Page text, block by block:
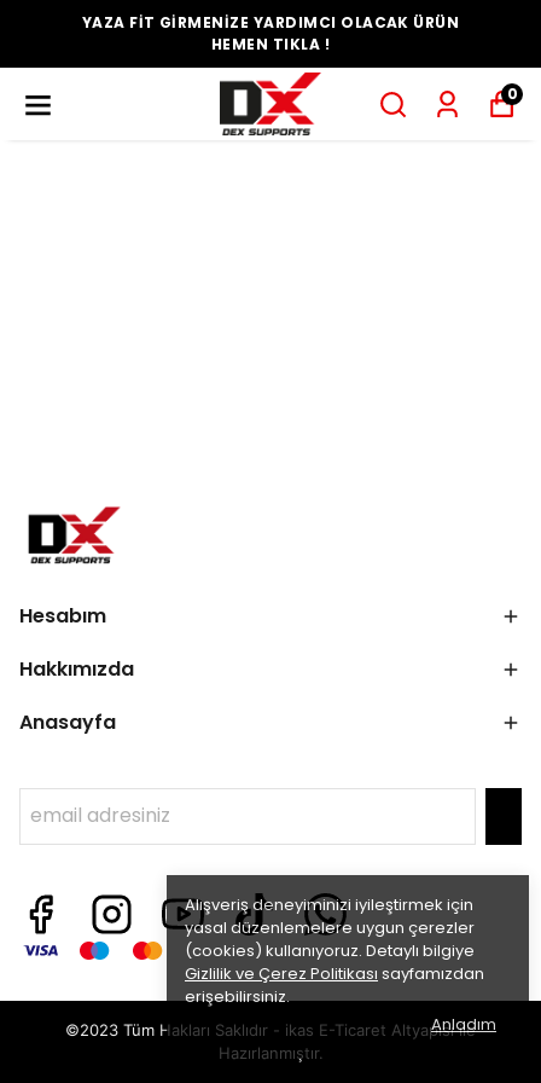
YAZA FİT GİRMENİZE YARDIMCI OLACAK ÜRÜN
HEMEN TIKLA !
0
Alışveriş deneyiminizi iyileştirmek için
yasal düzenlemelere uygun çerezler
(cookies) kullanıyoruz. Detaylı bilgiye
Gizlilik ve Çerez Politikası sayfamızdan
erişebilirsiniz.
Anladım
Hesabım
Hakkımızda
Anasayfa
©2023 Tüm Hakları Saklıdır - ikas E-Ticaret Altyapısı ile
Hazırlanmıştır.